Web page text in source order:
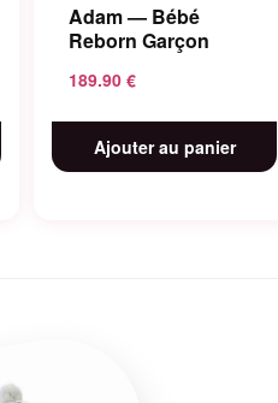
Adam — Bébé
Reborn Garçon
189.90 €
Ajouter au panier